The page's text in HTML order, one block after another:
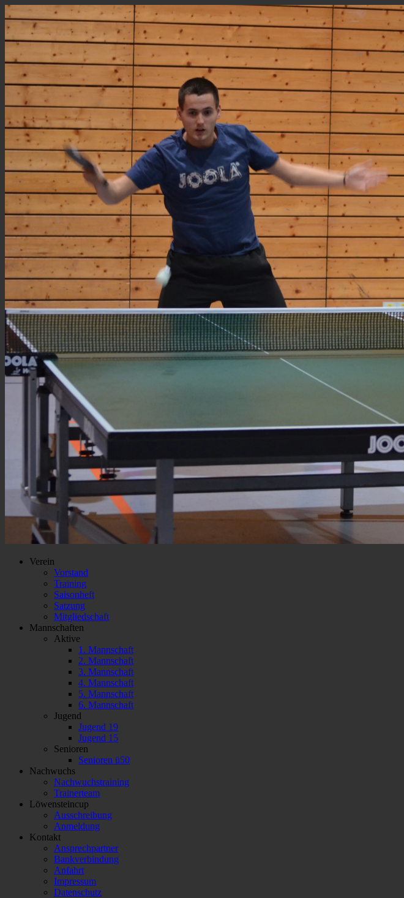
Verein
Vorstand
Training
Saisonheft
Satzung
Mitgliedschaft
Mannschaften
Aktive
1. Mannschaft
2. Mannschaft
3. Mannschaft
4. Mannschaft
5. Mannschaft
6. Mannschaft
Jugend
Jugend 19
Jugend 15
Senioren
Senioren ü50
Nachwuchs
Nachwuchstraining
Trainerteam
Löwensteincup
Ausschreibung
Anmeldung
Kontakt
Ansprechpartner
Bankverbindung
Anfahrt
Impressum
Datenschutz